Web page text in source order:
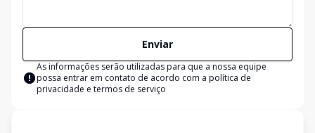
Enviar
As informações serão utilizadas para que a nossa equipe
possa entrar em contato de acordo com a política de
privacidade e termos de serviço